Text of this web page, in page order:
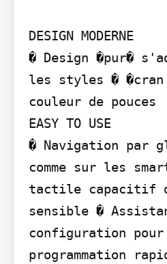
DESIGN MODERNE
� Design �pur�
les styles �
couleur de pouces
EASY TO USE
� Navigation par
comme sur les
tactile capacitif
sensible �
configuration pour
programmation